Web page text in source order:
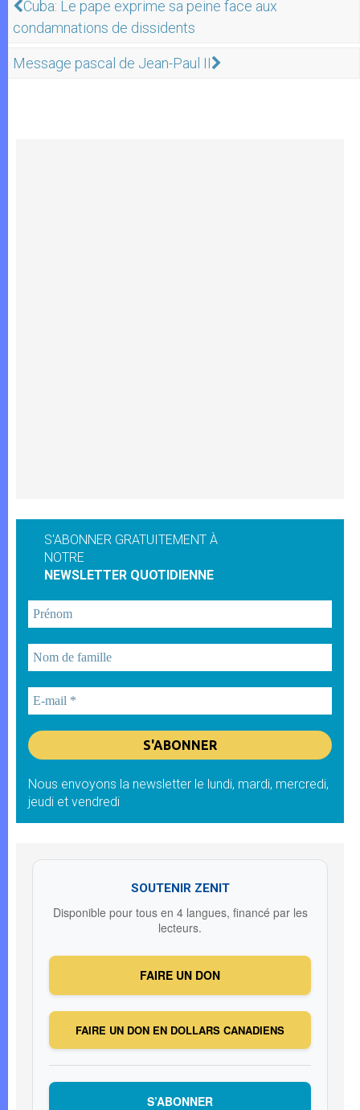
Cuba: Le pape exprime sa peine face aux
condamnations de dissidents
Message pascal de Jean-Paul II
S'ABONNER GRATUITEMENT À
NOTRE
NEWSLETTER QUOTIDIENNE
Nous envoyons la newsletter le lundi, mardi, mercredi,
jeudi et vendredi
SOUTENIR ZENIT
Disponible pour tous en 4 langues, financé par les
lecteurs.
FAIRE UN DON
FAIRE UN DON EN DOLLARS CANADIENS
S’ABONNER